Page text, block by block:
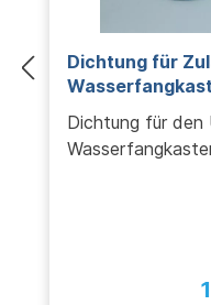
Dichtung für
Rohreinlauf
Dichtung für den